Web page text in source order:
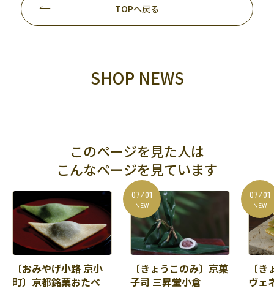
TOPへ戻る
SHOP NEWS
このページを見た人は
こんなページを見ています
〔おみやげ小路 京小
町〕京都銘菓おたべ
07/01
NEW
〔きょうこのみ〕京菓
子司 三昇堂小倉
07/01
NEW
〔
ヴェ